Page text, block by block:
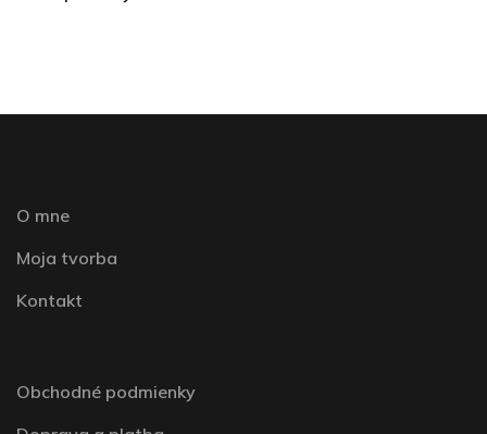
O mne
Moja tvorba
Kontakt
Obchodné podmienky